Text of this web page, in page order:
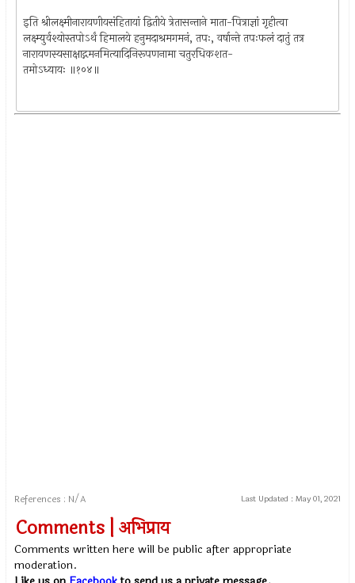
इति श्रीलक्ष्मीनारायणीयसंहितायां द्वितीये त्रेतासन्ताने माता-पित्राज्ञां गृहीत्वा
लक्ष्म्युर्वश्योस्तपोऽर्थं हिमालये हनुमदाश्रमगमनं, तपः, वर्षान्ते तपःफलं दातुं तत्र
नारायणस्यसाक्षाद्गमनमित्यादिनिरूपणनामा चतुरधिकशत-
तमोऽध्यायः ॥१०४॥
References : N/A Last Updated : May 01, 2021
Comments | अभिप्राय
Comments written here will be public after appropriate
moderation.